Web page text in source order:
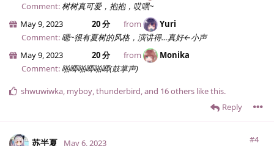
Comment:树树真可爱，抱抱，哎嘿~
May 9, 2023
20 分 from
Yuri
Comment:嗯~很有夏树的风格，演讲得…真好←小声
May 9, 2023
20 分 from
Monika
Comment:啪唧啪唧啪唧(鼓掌声)
Reply
shwuwiwka, myboy,thunderbird, and 16others like this.
苏半夏 #4
May 6, 2023